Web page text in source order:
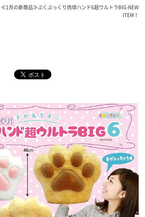
月の新商品≫ぷくぷっくり肉球ハンド6超ウルトラBIG-NEW
ITEM！